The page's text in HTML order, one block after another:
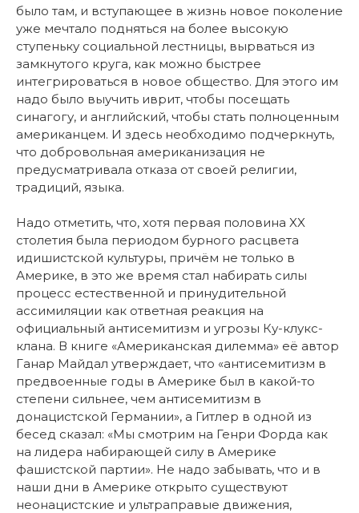
было там, и вступающее в жизнь новое поколение
уже мечтало подняться на более высокую
ступеньку социальной лестницы, вырваться из
замкнутого круга, как можно быстрее
интегрироваться в новое общество. Для этого им
надо было выучить иврит, чтобы посещать
синагогу, и английский, чтобы стать полноценным
американцем. И здесь необходимо подчеркнуть,
что добровольная американизация не
предусматривала отказа от своей религии,
традиций, языка.
Надо отметить, что, хотя первая половина XX
столетия была периодом бурного расцвета
идишистской культуры, причём не только в
Америке, в это же время стал набирать силы
процесс естественной и принудительной
ассимиляции как ответная реакция на
официальный антисемитизм и угрозы Ку-клукс-
клана. В книге «Американская дилемма» её автор
Ганар Майдал утверждает, что «антисемитизм в
предвоенные годы в Америке был в какой-то
степени сильнее, чем антисемитизм в
донацистской Германии», а Гитлер в одной из
бесед сказал: «Мы смотрим на Генри Форда как
на лидера набирающей силу в Америке
фашистской партии». Не надо забывать, что и в
наши дни в Америке открыто существуют
неонацистские и ультраправые движения,